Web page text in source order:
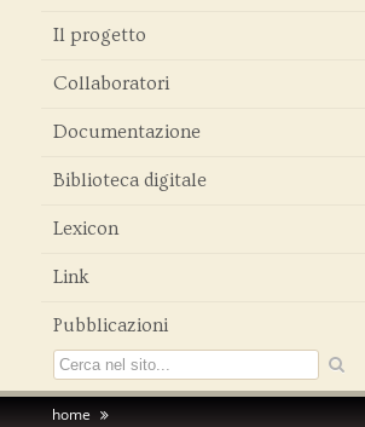
Il progetto
Collaboratori
Documentazione
Biblioteca digitale
Lexicon
Link
Pubblicazioni
home